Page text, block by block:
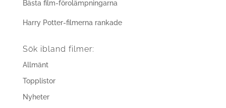
Bästa film-förolämpningarna
Harry Potter-filmerna rankade
Sök ibland filmer:
Allmänt
Topplistor
Nyheter